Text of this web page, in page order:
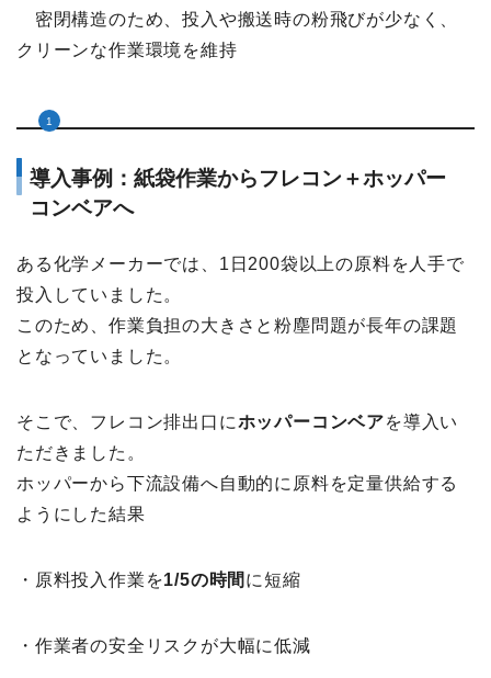
密閉構造のため、投入や搬送時の粉飛びが少なく、
クリーンな作業環境を維持
導入事例：紙袋作業からフレコン＋ホッパー
コンベアへ
ある化学メーカーでは、1日200袋以上の原料を人手で
投入していました。
このため、作業負担の大きさと粉塵問題が長年の課題
となっていました。
そこで、フレコン排出口にホッパーコンベアを導入い
ただきました。
ホッパーから下流設備へ自動的に原料を定量供給する
ようにした結果
・原料投入作業を1/5の時間 に短縮
・作業者の安全リスクが大幅に低減